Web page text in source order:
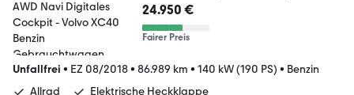
24.950 €
Fairer Preis
Unfallfrei • EZ 08/2018• 86.989 km • 140 kW (190 PS) • Benzin
Allrad
Elektrische Heckklappe